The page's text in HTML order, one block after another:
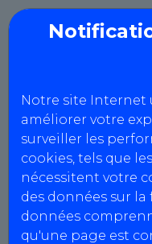
Notre site Internet
améliorer votre
surveiller les
cookies, tels que
nécessitent votre
des données sur
données
qu'une page est
Mentions